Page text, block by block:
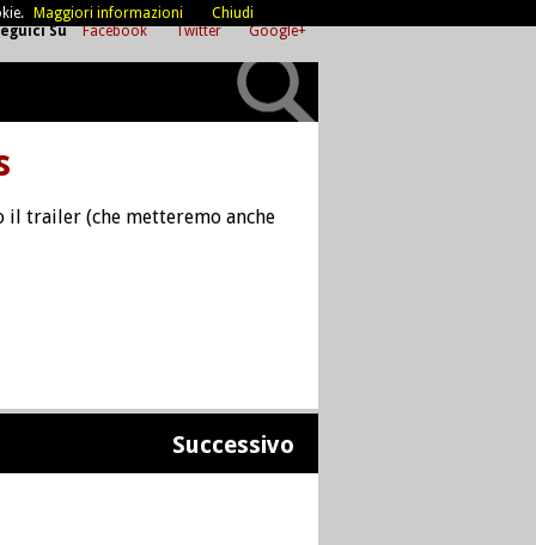
Su Facebook Twitter Google+
il trailer (che metteremo anche
Successivo
Maggiori informazioni Chiudi